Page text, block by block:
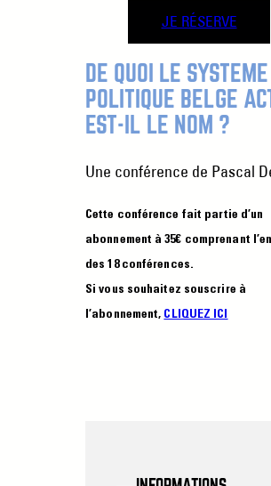
JE RÉSERVE
DE QUOI LE SYSTÈME
POLITIQUE BELGE
EST-IL LE NOM ?
Une conférence de Pascal
Cette conférence fait partie d’un
abonnement à 35€ comprenant
des 18 conférences.
Si vous souhaitez souscrire à
l’abonnement, CLIQUEZ ICI